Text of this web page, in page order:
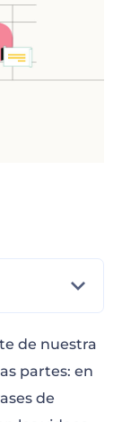
de nuestra
partes: en
de